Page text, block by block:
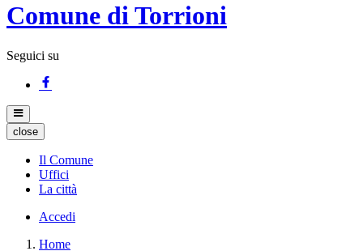
Comune di Torrioni
Seguici su
close
Il Comune
Uffici
La città
Accedi
Home